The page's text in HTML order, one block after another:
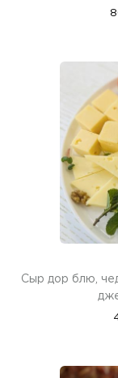
Сыр дор блю,